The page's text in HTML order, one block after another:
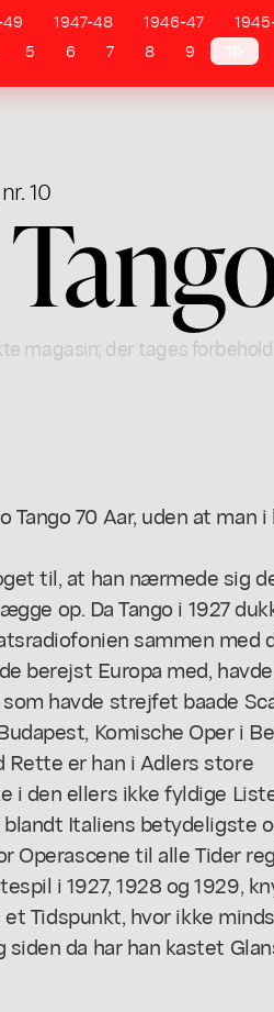
1947-48 1946-47
5 6 7 8 9
10
magasin; der tages
Tango 70 Aar, uden at man
til, at han nærmede sig
op. Da Tango i 1927
sammen med
berejst Europa med,
havde strejfet baade
Komische Oper i
Rette er han i Adlers store
i den ellers ikke fyldige
Italiens betydeligste
Operascene til alle Tider
i 1927, 1928 og 1929,
Tidspunkt, hvor ikke
da har han kastet